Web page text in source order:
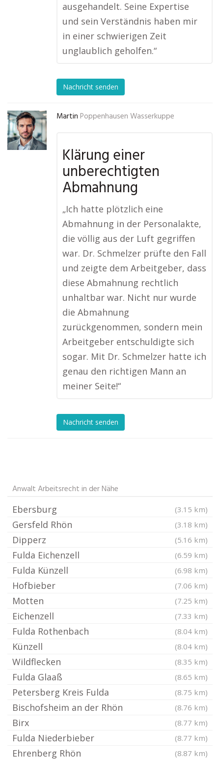
ausgehandelt. Seine Expertise
und sein Verständnis haben mir
in einer schwierigen Zeit
unglaublich geholfen.“
Nachricht senden
Martin Poppenhausen Wasserkuppe
Klärung einer
unberechtigten
Abmahnung
„Ich hatte plötzlich eine
Abmahnung in der Personalakte,
die völlig aus der Luft gegriffen
war. Dr. Schmelzer prüfte den Fall
und zeigte dem Arbeitgeber, dass
diese Abmahnung rechtlich
unhaltbar war. Nicht nur wurde
die Abmahnung
zurückgenommen, sondern mein
Arbeitgeber entschuldigte sich
sogar. Mit Dr. Schmelzer hatte ich
genau den richtigen Mann an
meiner Seite!“
Nachricht senden
Anwalt Arbeitsrecht in der Nähe
Ebersburg (3.15 km)
Gersfeld Rhön (3.18 km)
Dipperz (5.16 km)
Fulda Eichenzell (6.59 km)
Fulda Künzell (6.98 km)
Hofbieber (7.06 km)
Motten (7.25 km)
Eichenzell (7.33 km)
Fulda Rothenbach (8.04 km)
Künzell (8.04 km)
Wildflecken (8.35 km)
Fulda Glaaß (8.65 km)
Petersberg Kreis Fulda (8.75 km)
Bischofsheim an der Rhön (8.76 km)
Birx (8.77 km)
Fulda Niederbieber (8.77 km)
Ehrenberg Rhön (8.87 km)